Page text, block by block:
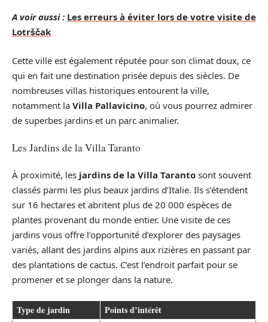
A voir aussi : Les erreurs à éviter lors de votre visite de
Lotrščak
Cette ville est également réputée pour son climat doux, ce
qui en fait une destination prisée depuis des siècles. De
nombreuses villas historiques entourent la ville,
notamment la Villa Pallavicino, où vous pourrez admirer
de superbes jardins et un parc animalier.
Les Jardins de la Villa Taranto
À proximité, les jardins de la Villa Taranto sont souvent
classés parmi les plus beaux jardins d’Italie. Ils s’étendent
sur 16 hectares et abritent plus de 20 000 espèces de
plantes provenant du monde entier. Une visite de ces
jardins vous offre l’opportunité d’explorer des paysages
variés, allant des jardins alpins aux rizières en passant par
des plantations de cactus. C’est l’endroit parfait pour se
promener et se plonger dans la nature.
Type de jardin Points d’intérêt